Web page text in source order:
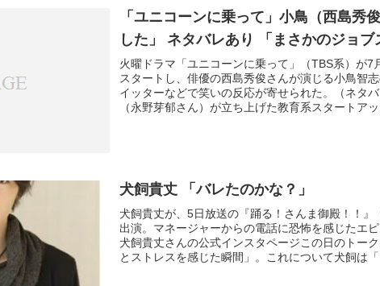
「ユニコーンに乗って」小鳥（西島秀
した」 ネタバレあり 「まさかのジョブ
火曜ドラマ「ユニコーンに乗って」（TBS系）が7
スタートし、俳優の西島秀俊さんが演じる小鳥智
イッターなどで笑いの反応が寄せられた。（ネタ
（永野芽郁さん）が立ち上げた教育系スタートアッ
犬飼貴丈 「バレたのかな？」
犬飼貴丈が、5日放送の『踊る！さんま御殿！！』
出演。マネージャーからの電話に恐怖を感じたエピ
犬飼貴丈さんの公式インスタページこの日のトー
とストレスを感じた瞬間」。これについて犬飼は